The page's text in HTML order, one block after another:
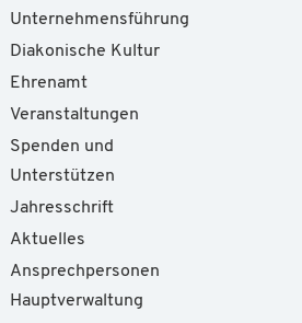
Unternehmensführung
Diakonische Kultur
Ehrenamt
Veranstaltungen
Spenden und
Unterstützen
Jahresschrift
Aktuelles
Ansprechpersonen
Hauptverwaltung